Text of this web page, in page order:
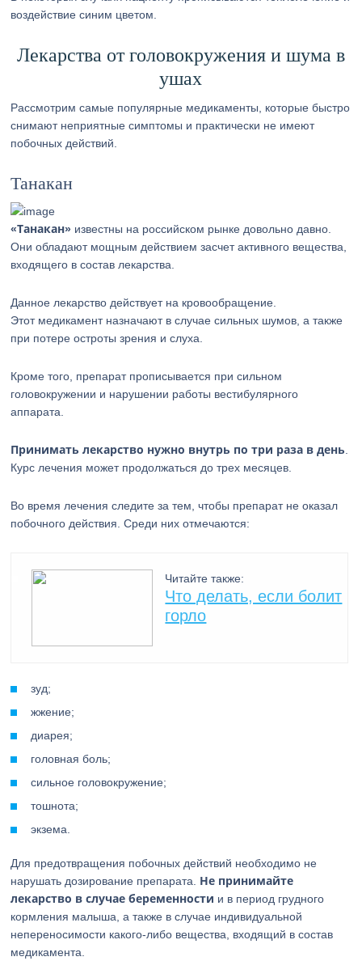
воздействие синим цветом.
Лекарства от головокружения и шума в
ушах
Рассмотрим самые популярные медикаменты, которые быстро
снимают неприятные симптомы и практически не имеют
побочных действий.
Танакан
«Танакан» известны на российском рынке довольно давно.
Они обладают мощным действием засчет активного вещества,
входящего в состав лекарства.
Данное лекарство действует на кровообращение.
Этот медикамент назначают в случае сильных шумов, а также
при потере остроты зрения и слуха.
Кроме того, препарат прописывается при сильном
головокружении и нарушении работы вестибулярного
аппарата.
Принимать лекарство нужно внутрь по три раза в день
Курс лечения может продолжаться до трех месяцев.
Во время лечения следите за тем, чтобы препарат не оказал
побочного действия. Среди них отмечаются:
Читайте также:
Что делать, если болит
горло
зуд;
жжение;
диарея;
головная боль;
сильное головокружение;
тошнота;
экзема.
Для предотвращения побочных действий необходимо не
нарушать дозирование препарата. Не принимайте
лекарство в случае беременности и в период грудного
кормления малыша, а также в случае индивидуальной
непереносимости какого-либо вещества, входящий в состав
медикамента.